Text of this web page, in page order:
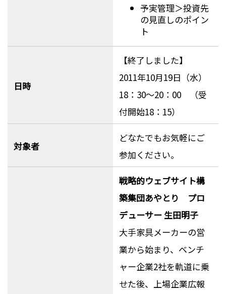
予実管理＞投資先
の見直しのポイン
ト
日時
【終了しました】
2011年10月19日（水）
18：30～20：00 （受
付開始18：15）
対象者
どなたでもお気軽にご
参加ください。
戦略的ウェブサイト構
築集団あやとり プロ
デューサー 生田明子
大手家具メーカーの営
業から始まり、ベンチ
ャー企業2社を軌道に乗
せた後、上場企業広報